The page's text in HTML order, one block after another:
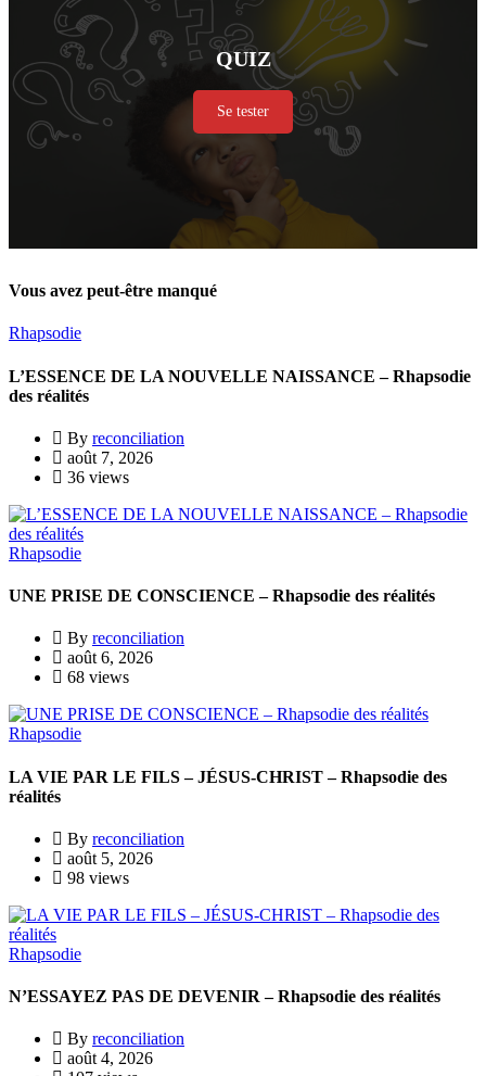
QUIZ
Se tester
Vous avez peut-être manqué
Rhapsodie
L’ESSENCE DE LA NOUVELLE NAISSANCE – Rhapsodie
des réalités
By reconciliation
août 7, 2026
36 views
Rhapsodie
UNE PRISE DE CONSCIENCE – Rhapsodie des réalités
By reconciliation
août 6, 2026
68 views
Rhapsodie
LA VIE PAR LE FILS – JÉSUS-CHRIST – Rhapsodie des
réalités
By reconciliation
août 5, 2026
98 views
Rhapsodie
N’ESSAYEZ PAS DE DEVENIR – Rhapsodie des réalités
By reconciliation
août 4, 2026